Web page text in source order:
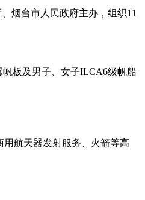
烟台市人民政府主办，组织11
板及男子、女子ILCA6级帆船
用航天器发射服务、火箭等高